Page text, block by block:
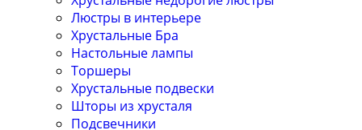
Люстры в интерьере
Хрустальные Бра
Настольные лампы
Торшеры
Хрустальные подвески
Шторы из хрусталя
Подсвечники